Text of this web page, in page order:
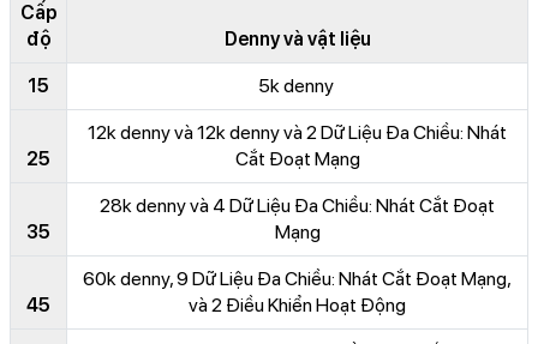
Cấp
độ
Denny và vật liệu
15 5k denny
25
12k denny và 12k denny và 2 Dữ Liệu Đa Chiều: Nhát
Cắt Đoạt Mạng
35
28k denny và 4 Dữ Liệu Đa Chiều: Nhát Cắt Đoạt
Mạng
45
60k denny, 9 Dữ Liệu Đa Chiều: Nhát Cắt Đoạt Mạng,
và 2 Điều Khiển Hoạt Động